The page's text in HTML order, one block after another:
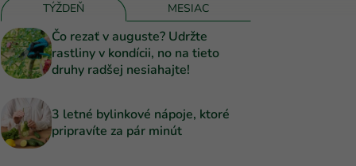
TÝŽDEŇ MESIAC
Čo rezať v auguste? Udržte
rastliny v kondícii, no na tieto
druhy radšej nesiahajte!
3 letné bylinkové nápoje, ktoré
pripravíte za pár minút